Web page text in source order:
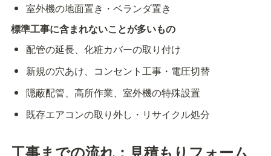
室外機の地面置き・ベランダ置き
標準工事に含まれないことが多いもの
配管の延長、化粧カバーの取り付け
新規の穴あけ、コンセント工事・電圧切替
隠蔽配管、高所作業、室外機の特殊設置
既存エアコンの取り外し・リサイクル処分
工事までの流れ：見積もりフォーム